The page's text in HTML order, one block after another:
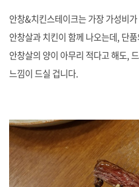
안창&치킨스테이크는 가장 가성비
안창살과 치킨이 함께 나오는데, 단
안창살의 양이 아무리 적다고 해도,
느낌이 드실 겁니다.